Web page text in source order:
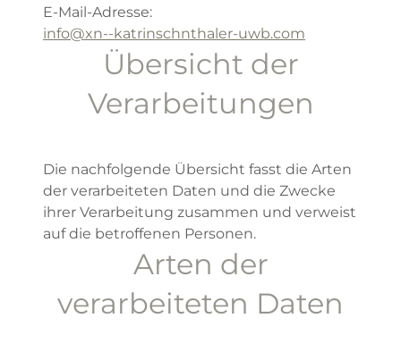
E-Mail-Adresse:
info@xn--katrinschnthaler-uwb.com
Übersicht der
Verarbeitungen
Die nachfolgende Übersicht fasst die Arten
der verarbeiteten Daten und die Zwecke
ihrer Verarbeitung zusammen und verweist
auf die betroffenen Personen.
Arten der
verarbeiteten Daten